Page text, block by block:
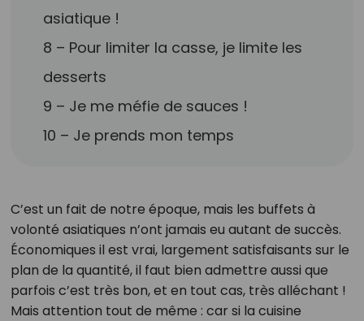
asiatique !
8 – Pour limiter la casse, je limite les
desserts
9 – Je me méfie de sauces !
10 – Je prends mon temps
C’est un fait de notre époque, mais les buffets à
volonté asiatiques n’ont jamais eu autant de succès.
Économiques il est vrai, largement satisfaisants sur le
plan de la quantité, il faut bien admettre aussi que
parfois c’est très bon, et en tout cas, très alléchant !
Mais attention tout de même : car si la cuisine